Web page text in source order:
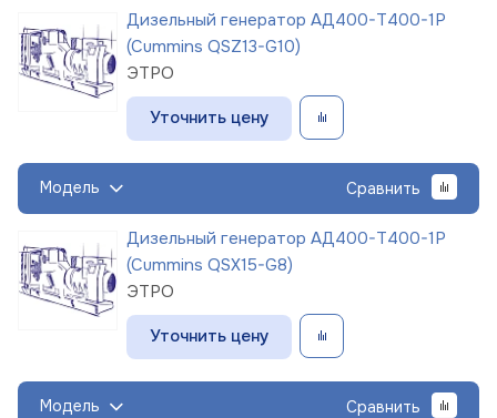
Дизельный генератор АД400-Т400-1Р
(Cummins QSZ13-G10)
ЭТРО
Уточнить цену
Модель Сравнить
Дизельный генератор АД400-Т400-1Р
(Cummins QSX15-G8)
ЭТРО
Уточнить цену
Модель Сравнить